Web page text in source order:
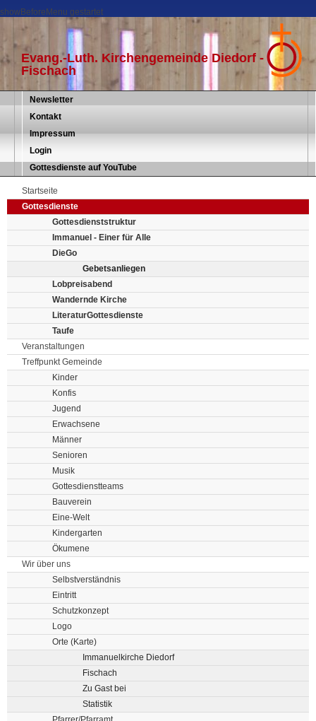
showBeforeMenu gestartet
Evang.-Luth. Kirchengemeinde Diedorf -
Fischach
Newsletter
Kontakt
Impressum
Login
Gottesdienste auf YouTube
Startseite
Gottesdienste
Gottesdienststruktur
Immanuel - Einer für Alle
DieGo
Gebetsanliegen
Lobpreisabend
Wandernde Kirche
LiteraturGottesdienste
Taufe
Veranstaltungen
Treffpunkt Gemeinde
Kinder
Konfis
Jugend
Erwachsene
Männer
Senioren
Musik
Gottesdienstteams
Bauverein
Eine-Welt
Kindergarten
Ökumene
Wir über uns
Selbstverständnis
Eintritt
Schutzkonzept
Logo
Orte (Karte)
Immanuelkirche Diedorf
Fischach
Zu Gast bei
Statistik